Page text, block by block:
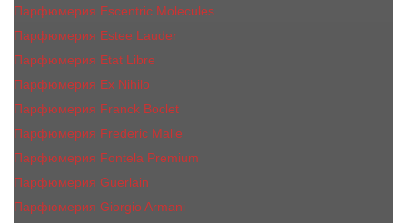
Парфюмерия Escentric Molecules
Парфюмерия Estee Lаudеr
Парфюмерия Etat Libre
Парфюмерия Ex Nihilo
Парфюмерия Franck Boclet
Парфюмерия Frеderic Mаlle
Парфюмерия Fontela Premium
Парфюмерия Guerlain
Парфюмерия Giorgio Armani